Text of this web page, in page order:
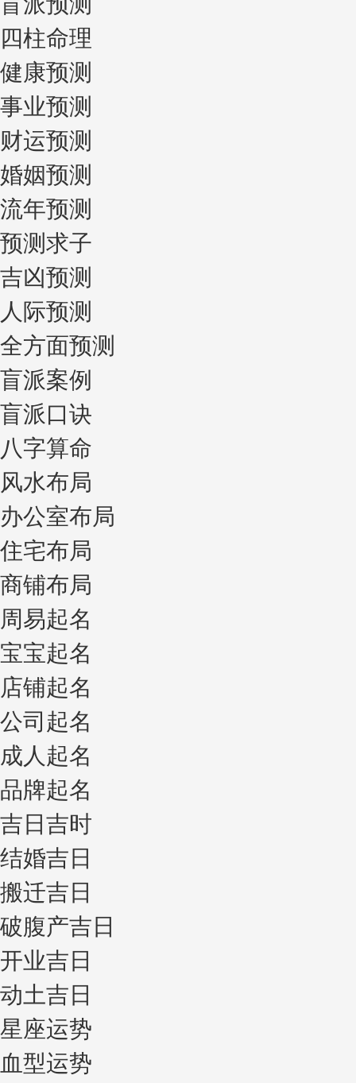
四柱命理
健康预测
事业预测
财运预测
婚姻预测
流年预测
预测求子
吉凶预测
人际预测
全方面预测
盲派案例
盲派口诀
八字算命
风水布局
办公室布局
住宅布局
商铺布局
周易起名
宝宝起名
店铺起名
公司起名
成人起名
品牌起名
吉日吉时
结婚吉日
搬迁吉日
破腹产吉日
开业吉日
动土吉日
星座运势
血型运势